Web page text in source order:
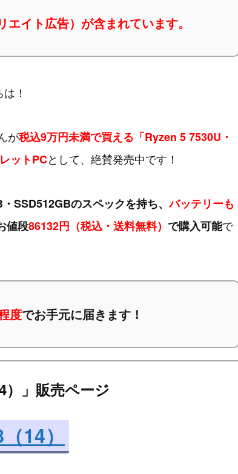
イト広告）が含まれています。
！
が税込9万円未満で買える「Ryzen 5 7530U・
ットPCとして、絶賛発売中です！
SSD512GBのスペックを持ち、バッテリーも
値段86132円（税込・送料無料） で購入可能で
度でお手元に届きます！
」販売ページ
14）